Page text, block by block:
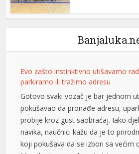
Evo zašto instinktivno utišavamo
parkiramo ili tražimo adresu
Gotovo svaki vozač je bar jednom
pokušavao da pronađe adresu,
probije kroz gust saobraćaj. Iako
navika, naučnici kažu da je to
koji pokušava da se izbori sa većim